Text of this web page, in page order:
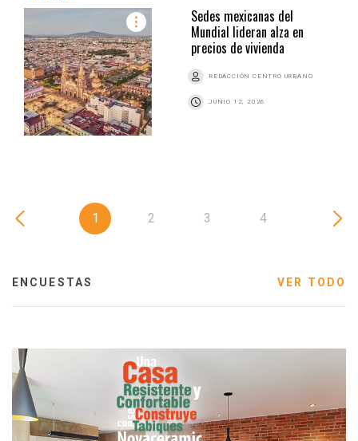
Sedes mexicanas del
Mundial lideran alza en
precios de vivienda
REDACCIÓN CENTRO URBANO
JUNIO 12, 2026
1 2 3 4
ENCUESTAS VER TODO